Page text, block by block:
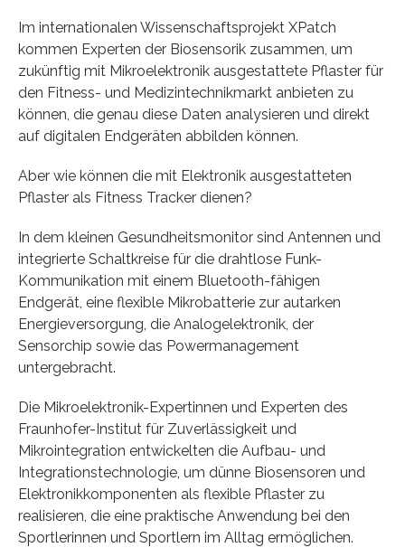
Im internationalen Wissenschaftsprojekt XPatch
kommen Experten der Biosensorik zusammen, um
zukünftig mit Mikroelektronik ausgestattete Pflaster für
den Fitness- und Medizintechnikmarkt anbieten zu
können, die genau diese Daten analysieren und direkt
auf digitalen Endgeräten abbilden können.
Aber wie können die mit Elektronik ausgestatteten
Pflaster als Fitness Tracker dienen?
In dem kleinen Gesundheitsmonitor sind Antennen und
integrierte Schaltkreise für die drahtlose Funk-
Kommunikation mit einem Bluetooth-fähigen
Endgerät, eine flexible Mikrobatterie zur autarken
Energieversorgung, die Analogelektronik, der
Sensorchip sowie das Powermanagement
untergebracht.
Die Mikroelektronik-Expertinnen und Experten des
Fraunhofer-Institut für Zuverlässigkeit und
Mikrointegration entwickelten die Aufbau- und
Integrationstechnologie, um dünne Biosensoren und
Elektronikkomponenten als flexible Pflaster zu
realisieren, die eine praktische Anwendung bei den
Sportlerinnen und Sportlern im Alltag ermöglichen.